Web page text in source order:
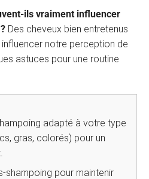
ils vraiment influencer
Des cheveux bien entretenus
notre perception de
astuces pour une routine
adapté à votre type
gras, colorés) pour un
shampoing pour maintenir